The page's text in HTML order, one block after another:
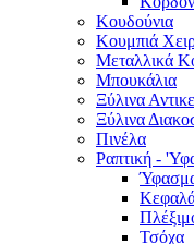
Κουδούνια
Κουμπιά
Μεταλλικά
Μπουκάλια
Ξύλινα
Ξύλινα
Πινέλα
Ραπτική -
Τσόχα